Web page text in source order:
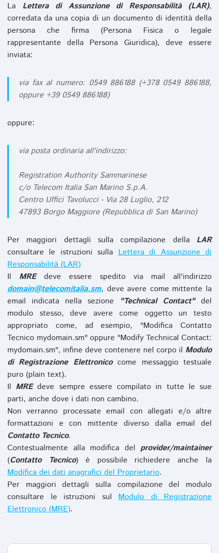
La Lettera di Assunzione di Responsabilità (LAR),
corredata da una copia di un documento di identità della
persona che firma (Persona Fisica o legale
rappresentante della Persona Giuridica), deve essere
inviata:
via fax al numero: 0549 886188 (+378 0549 886188,
oppure +39 0549 886188)
oppure:
via posta ordinaria all'indirizzo:
Registration Authority Sammarinese
c/o Telecom Italia San Marino S.p.A.
Centro Uffici Tavolucci - Via 28 Luglio, 212
47893 Borgo Maggiore (Repubblica di San Marino)
Per maggiori dettagli sulla compilazione della LAR
consultare le istruzioni sullaLettera di Assunzione di
Responsabilità (LAR)
Il MREdeve essere spedito via mail all'indirizzo
domain@telecomitalia.sm, deve avere come mittente la
email indicata nella sezione
"Technical Contact"del
modulo stesso, deve avere come oggetto un testo
appropriato come, ad esempio, "Modifica Contatto
Tecnico mydomain.sm" oppure "Modify Technical Contact:
mydomain.sm", infine deve contenere nel corpo il Modulo
di Registrazione Elettronicocome messaggio testuale
puro (plain text).
Il MREdeve sempre essere compilato in tutte le sue
parti, anche dove i dati non cambino.
Non verranno processate email con allegati e/o altre
formattazioni e con mittente diverso dalla email del
Contatto Tecnico.
Contestualmente alla modifica del provider/maintainer
(Contatto Tecnico) è possibile richiedere anche la
Modifica dei dati anagrafici del Proprietario.
Per maggiori dettagli sulla compilazione del modulo
consultare le istruzioni sul Modulo di Registrazione
Elettronico (MRE).